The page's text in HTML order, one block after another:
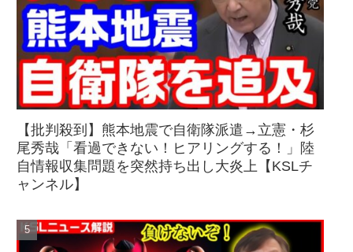
【批判殺到】熊本地震で自衛隊派遣→立憲・杉
尾秀哉「看過できない！ヒアリングする！」陸
自情報収集問題を突然持ち出し大炎上【KSLチ
ャンネル】